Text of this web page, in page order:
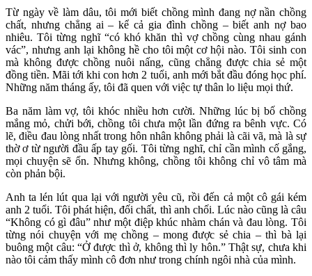
Từ ngày về làm dâu, tôi mới biết chồng mình đang nợ nần chồng
chất, nhưng chẳng ai – kể cả gia đình chồng – biết anh nợ bao
nhiêu. Tôi từng nghĩ “có khó khăn thì vợ chồng cùng nhau gánh
vác”, nhưng anh lại không hề cho tôi một cơ hội nào. Tôi sinh con
mà không được chồng nuôi nấng, cũng chẳng được chia sẻ một
đồng tiền. Mãi tới khi con hơn 2 tuổi, anh mới bắt đầu đóng học phí.
Những năm tháng ấy, tôi đã quen với việc tự thân lo liệu mọi thứ.
Ba năm làm vợ, tôi khóc nhiều hơn cười. Những lúc bị bố chồng
mắng mỏ, chửi bới, chồng tôi chưa một lần đứng ra bênh vực. Có
lẽ, điều đau lòng nhất trong hôn nhân không phải là cãi vã, mà là sự
thờ ơ từ người đầu ấp tay gối. Tôi từng nghĩ, chỉ cần mình cố gắng,
mọi chuyện sẽ ổn. Nhưng không, chồng tôi không chỉ vô tâm mà
còn phản bội.
Anh ta lén lút qua lại với người yêu cũ, rồi đến cả một cô gái kém
anh 2 tuổi. Tôi phát hiện, đối chất, thì anh chối. Lúc nào cũng là câu
“Không có gì đâu” như một điệp khúc nhàm chán và đau lòng. Tôi
từng nói chuyện với mẹ chồng – mong được sẻ chia – thì bà lại
buông một câu: “Ở được thì ở, không thì ly hôn.” Thật sự, chưa khi
nào tôi cảm thấy mình cô đơn như trong chính ngôi nhà của mình.